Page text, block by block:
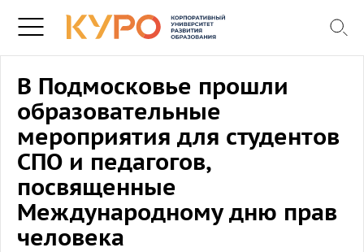
В Подмосковье прошли
образовательные
мероприятия для студентов
СПО и педагогов,
посвященные
Международному дню прав
человека